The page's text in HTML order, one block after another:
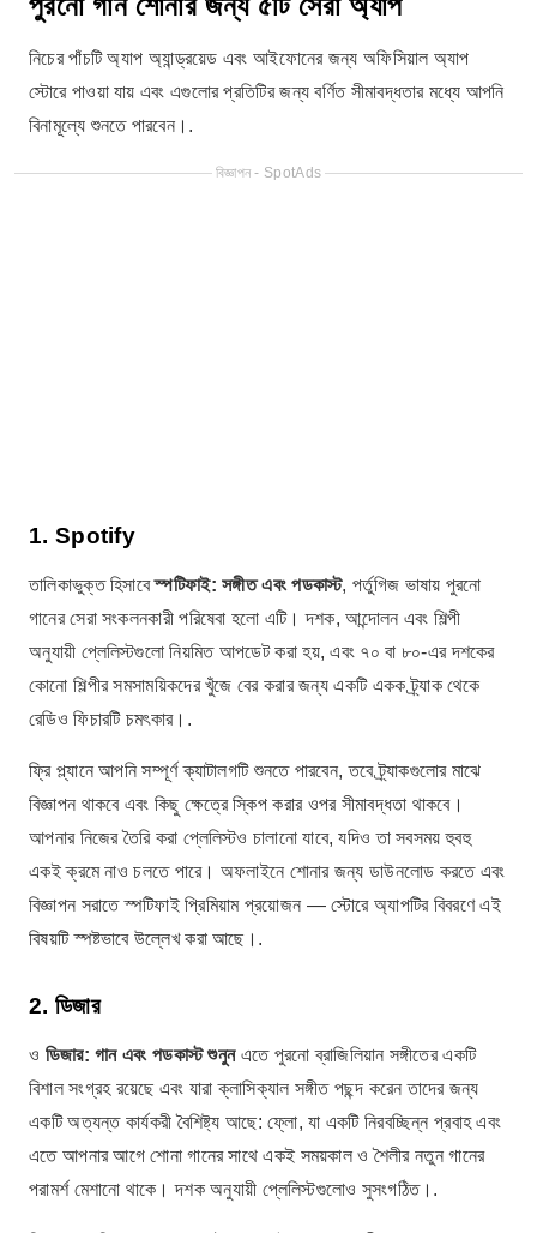
নিচের পাঁচটি অ্যাপ অ্যান্ড্রয়েড এবং আইফোনের জন্য অফিসিয়াল অ্যাপ
স্টোরে পাওয়া যায় এবং এগুলোর প্রতিটির জন্য বর্ণিত সীমাবদ্ধতার মধ্যে আপনি
বিনামূল্যে শুনতে পারবেন।.
বিজ্ঞাপন - SpotAds
1. Spotify
তালিকাভুক্ত হিসাবেস্পটিফাই: সঙ্গীত এবং পডকাস্ট, পর্তুগিজ ভাষায় পুরনো
গানের সেরা সংকলনকারী পরিষেবা হলো এটি। দশক, আন্দোলন এবং শিল্পী
অনুযায়ী প্লেলিস্টগুলো নিয়মিত আপডেট করা হয়, এবং ৭০ বা ৮০-এর দশকের
কোনো শিল্পীর সমসাময়িকদের খুঁজে বের করার জন্য একটি একক ট্র্যাক থেকে
রেডিও ফিচারটি চমৎকার।.
ফ্রি প্ল্যানে আপনি সম্পূর্ণ ক্যাটালগটি শুনতে পারবেন, তবে ট্র্যাকগুলোর মাঝে
বিজ্ঞাপন থাকবে এবং কিছু ক্ষেত্রে স্কিপ করার ওপর সীমাবদ্ধতা থাকবে।
আপনার নিজের তৈরি করা প্লেলিস্টও চালানো যাবে, যদিও তা সবসময় হুবহু
একই ক্রমে নাও চলতে পারে। অফলাইনে শোনার জন্য ডাউনলোড করতে এবং
বিজ্ঞাপন সরাতে স্পটিফাই প্রিমিয়াম প্রয়োজন — স্টোরে অ্যাপটির বিবরণে এই
বিষয়টি স্পষ্টভাবে উল্লেখ করা আছে।.
2. ডিজার
ও ডিজার: গান এবং পডকাস্ট শুনুনএতে পুরনো ব্রাজিলিয়ান সঙ্গীতের একটি
বিশাল সংগ্রহ রয়েছে এবং যারা ক্লাসিক্যাল সঙ্গীত পছন্দ করেন তাদের জন্য
একটি অত্যন্ত কার্যকরী বৈশিষ্ট্য আছে: ফ্লো, যা একটি নিরবচ্ছিন্ন প্রবাহ এবং
এতে আপনার আগে শোনা গানের সাথে একই সময়কাল ও শৈলীর নতুন গানের
পরামর্শ মেশানো থাকে। দশক অনুযায়ী প্লেলিস্টগুলোও সুসংগঠিত।.